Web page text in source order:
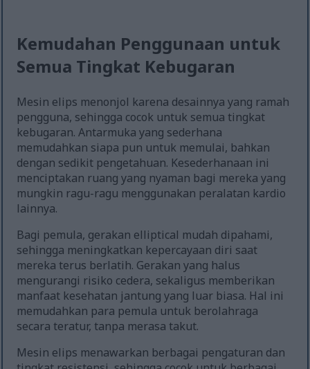
Kemudahan Penggunaan untuk
Semua Tingkat Kebugaran
Mesin elips menonjol karena desainnya yang ramah
pengguna, sehingga cocok untuk semua tingkat
kebugaran. Antarmuka yang sederhana
memudahkan siapa pun untuk memulai, bahkan
dengan sedikit pengetahuan. Kesederhanaan ini
menciptakan ruang yang nyaman bagi mereka yang
mungkin ragu-ragu menggunakan peralatan kardio
lainnya.
Bagi pemula, gerakan elliptical mudah dipahami,
sehingga meningkatkan kepercayaan diri saat
mereka terus berlatih. Gerakan yang halus
mengurangi risiko cedera, sekaligus memberikan
manfaat kesehatan jantung yang luar biasa. Hal ini
memudahkan para pemula untuk berolahraga
secara teratur, tanpa merasa takut.
Mesin elips menawarkan berbagai pengaturan dan